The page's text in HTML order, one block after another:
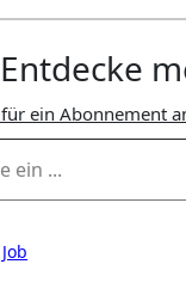
Entdecke
für ein Abonnement